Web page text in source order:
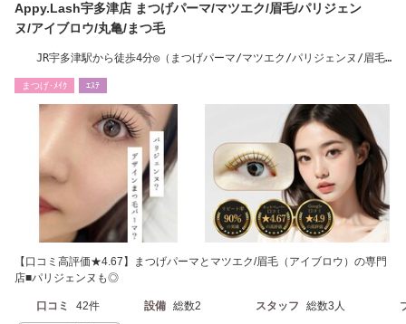
Appy.Lash宇多津店 まつげパーマ/マツエク/眉毛/パリジェン
ヌ/アイブロウ/丸亀/まつ毛
JR宇多津駅から徒歩4分◎（まつげパーマ/マツエク/パリジェンヌ/眉毛/
まつげ･ﾒｲｸ ｴｽﾃ
【口コミ高評価★4.67】まつげパーマとマツエク/眉毛（アイブロウ）の専門
店■パリジェンヌも◎
口コミ 42件 設備 総数2 スタッフ 総数3人